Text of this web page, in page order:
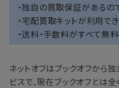
・独自の買取保証があるの
・宅配買取キットが利用で
・送料・手数料がすべて無料
ネットオフはブックオフから
ビスで、現在ブックオフとは